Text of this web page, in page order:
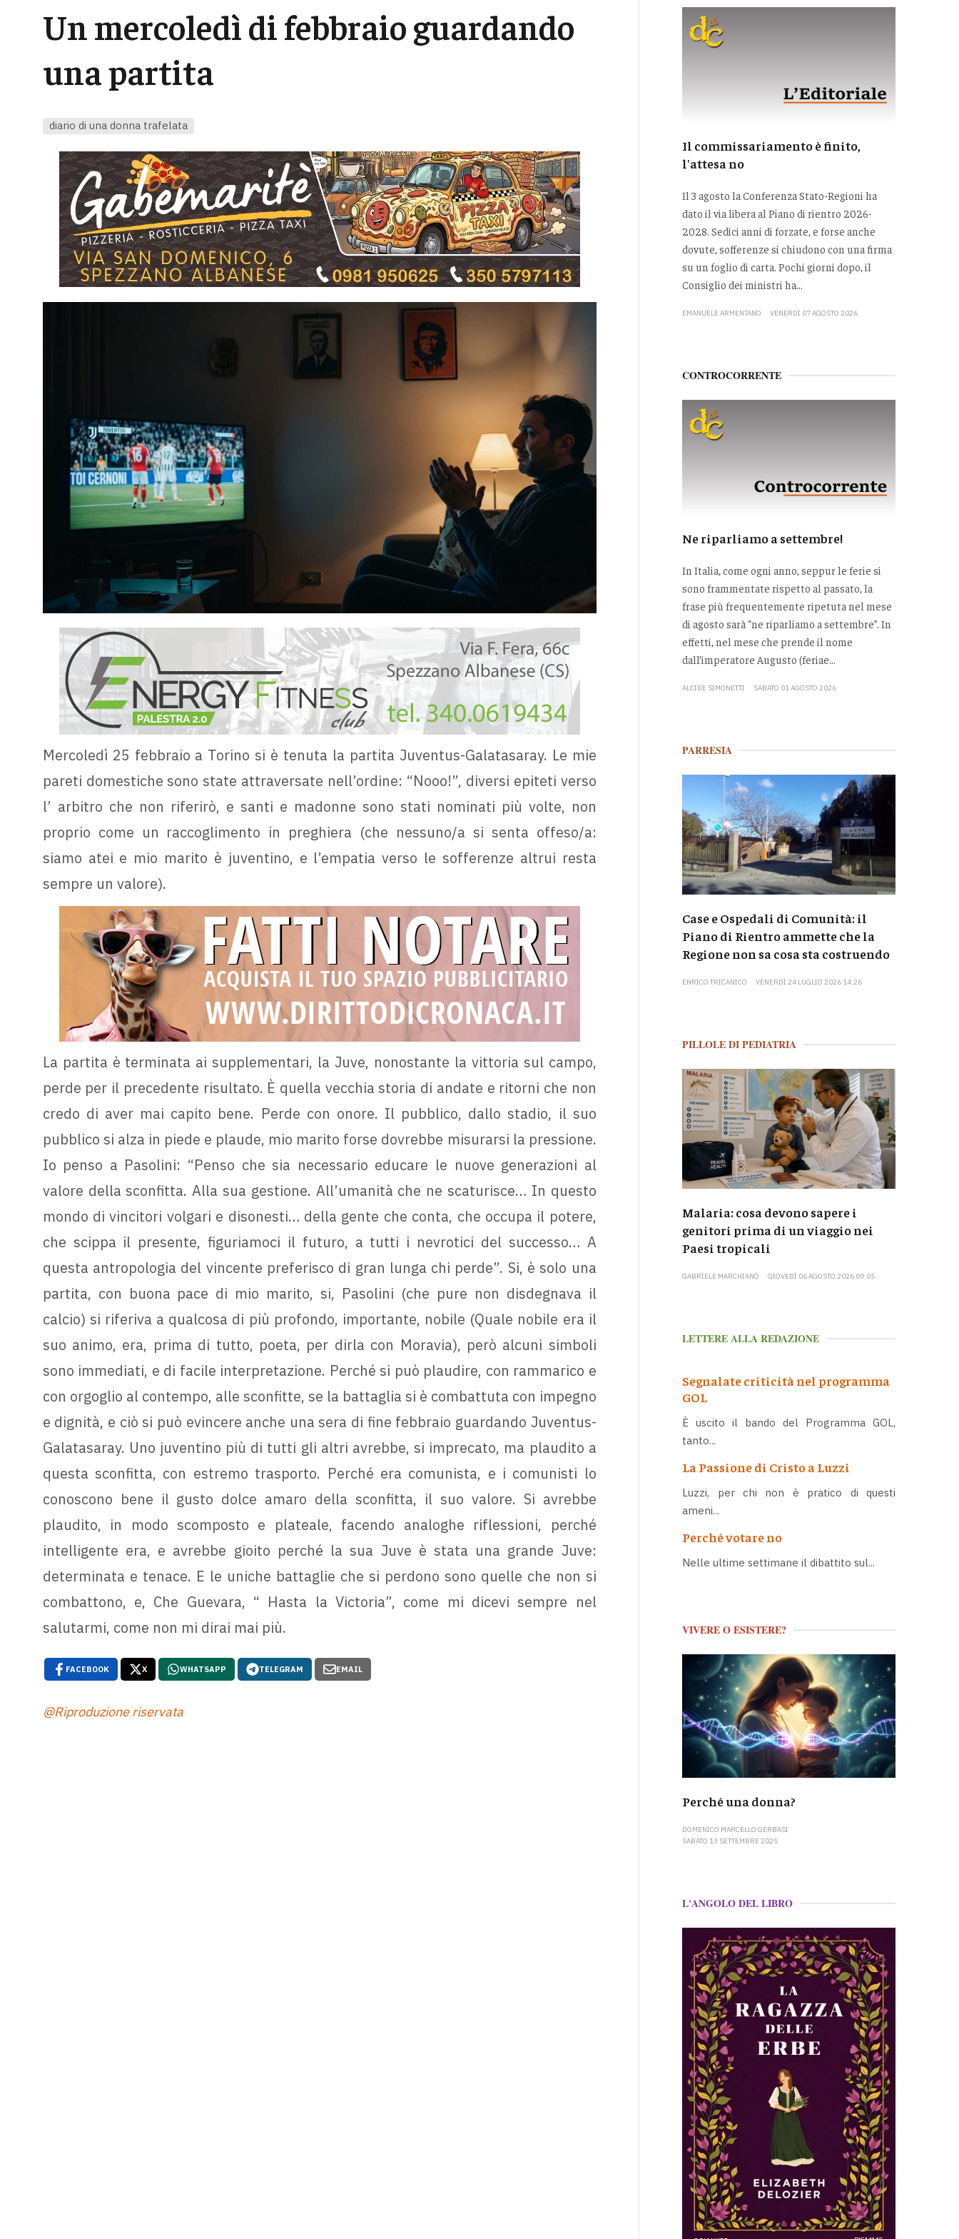
Un mercoledì di febbraio guardando
una partita
diario di una donna trafelata
Mercoledì 25 febbraio a Torino si è tenuta la partita Juventus-Galatasaray. Le mie
pareti domestiche sono state attraversate nell’ordine: “Nooo!”, diversi epiteti verso
l’ arbitro che non riferirò, e santi e madonne sono stati nominati più volte, non
proprio come un raccoglimento in preghiera (che nessuno/a si senta offeso/a:
siamo atei e mio marito è juventino, e l’empatia verso le sofferenze altrui resta
sempre un valore).
La partita è terminata ai supplementari, la Juve, nonostante la vittoria sul campo,
perde per il precedente risultato. È quella vecchia storia di andate e ritorni che non
credo di aver mai capito bene. Perde con onore. Il pubblico, dallo stadio, il suo
pubblico si alza in piede e plaude, mio marito forse dovrebbe misurarsi la pressione.
Io penso a Pasolini: “Penso che sia necessario educare le nuove generazioni al
valore della sconfitta. Alla sua gestione. All’umanità che ne scaturisce… In questo
mondo di vincitori volgari e disonesti… della gente che conta, che occupa il potere,
che scippa il presente, figuriamoci il futuro, a tutti i nevrotici del successo… A
questa antropologia del vincente preferisco di gran lunga chi perde”. Si, è solo una
partita, con buona pace di mio marito, si, Pasolini (che pure non disdegnava il
calcio) si riferiva a qualcosa di più profondo, importante, nobile (Quale nobile era il
suo animo, era, prima di tutto, poeta, per dirla con Moravia), però alcuni simboli
sono immediati, e di facile interpretazione. Perché si può plaudire, con rammarico e
con orgoglio al contempo, alle sconfitte, se la battaglia si è combattuta con impegno
e dignità, e ciò si può evincere anche una sera di fine febbraio guardando Juventus-
Galatasaray. Uno juventino più di tutti gli altri avrebbe, si imprecato, ma plaudito a
questa sconfitta, con estremo trasporto. Perché era comunista, e i comunisti lo
conoscono bene il gusto dolce amaro della sconfitta, il suo valore. Si avrebbe
plaudito, in modo scomposto e plateale, facendo analoghe riflessioni, perché
intelligente era, e avrebbe gioito perché la sua Juve è stata una grande Juve:
determinata e tenace. E le uniche battaglie che si perdono sono quelle che non si
combattono, e, Che Guevara, “ Hasta la Victoria”, come mi dicevi sempre nel
salutarmi, come non mi dirai mai più.
FACEBOOK X WHATSAPP TELEGRAM EMAIL
@Riproduzione riservata
Il commissariamento è finito,
l'attesa no
Il 3 agosto la Conferenza Stato-Regioni ha
dato il via libera al Piano di rientro 2026-
2028. Sedici anni di forzate, e forse anche
dovute, sofferenze si chiudono con una firma
su un foglio di carta. Pochi giorni dopo, il
Consiglio dei ministri ha...
EMANUELE ARMENTANO VENERDÌ 07 AGOSTO 2026
CONTROCORRENTE
Ne riparliamo a settembre!
In Italia, come ogni anno, seppur le ferie si
sono frammentate rispetto al passato, la
frase più frequentemente ripetuta nel mese
di agosto sarà “ne riparliamo a settembre”. In
effetti, nel mese che prende il nome
dall’imperatore Augusto (feriae...
ALCIDE SIMONETTI SABATO 01 AGOSTO 2026
PARRESIA
Case e Ospedali di Comunità: il
Piano di Rientro ammette che la
Regione non sa cosa sta costruendo
ENRICO TRICANICO VENERDÌ 24 LUGLIO 2026 14:26
PILLOLE DI PEDIATRIA
Malaria: cosa devono sapere i
genitori prima di un viaggio nei
Paesi tropicali
GABRIELE MARCHIANÒ GIOVEDÌ 06 AGOSTO 2026 09:05
LETTERE ALLA REDAZIONE
Segnalate criticità nel programma
GOL
È uscito il bando del Programma GOL,
tanto...
La Passione di Cristo a Luzzi
Luzzi, per chi non è pratico di questi
ameni...
Perché votare no
Nelle ultime settimane il dibattito sul...
VIVERE O ESISTERE?
Perché una donna?
DOMENICO MARCELLO GERBASI
SABATO 13 SETTEMBRE 2025
L'ANGOLO DEL LIBRO